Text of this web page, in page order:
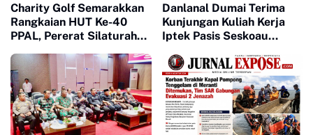
Charity Golf Semarakkan
Rangkaian HUT Ke-40
PPAL, Pererat Silaturahmi
Danlanal Dumai Terima
Kunjungan Kuliah Kerja
Iptek Pasis Seskoau